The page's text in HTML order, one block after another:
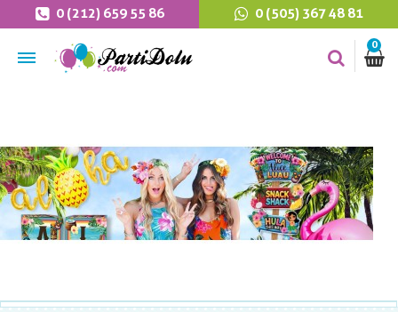
0 (212) 659 55 86 0 (505) 367 48 81
0